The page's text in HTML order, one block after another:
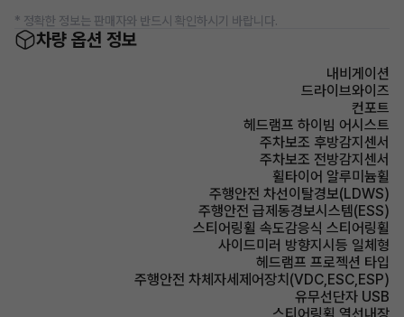
* 정확한 정보는 판매자와 반드시 확인하시기 바랍니다.
차량 옵션 정보
내비게이션
드라이브와이즈
컨포트
헤드램프 하이빔 어시스트
주차보조 후방감지센서
주차보조 전방감지센서
휠타이어 알루미늄휠
주행안전 차선이탈경보(LDWS)
주행안전 급제동경보시스템(ESS)
스티어링휠 속도감응식 스티어링휠
사이드미러 방향지시등 일체형
헤드램프 프로젝션 타입
주행안전 차체자세제어장치(VDC,ESC,ESP)
유무선단자 USB